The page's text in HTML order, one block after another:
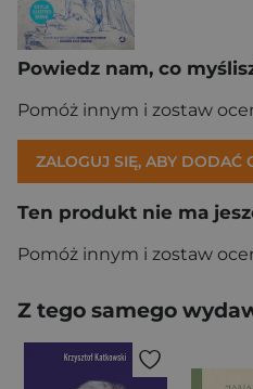
Powiedz nam, co
Pomóż innym i zostaw
ZALOGUJ SIĘ, ABY DODAĆ
Ten produkt nie ma
Pomóż innym i zostaw
Z tego samego